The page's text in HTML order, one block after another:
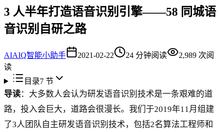
3 人半年打造语音识别引擎——58 同城语
音识别自研之路
AIAIQ智能小助手 2021-02-22 24 分钟阅读 2,989 次阅
读
目录7节
导读：大多数人会认为研发语音识别技术是一条艰难的道
路，投入会巨大，道路会很漫长。我们于2019年11月组建
了3人团队自主研发语音识别技术，包括2名算法工程师和